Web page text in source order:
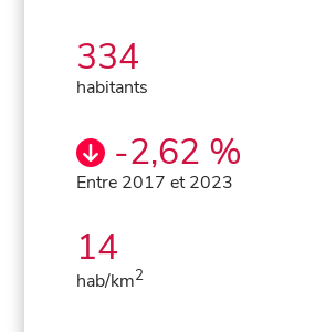
334
habitants
-2,62 %
Entre 2017 et 2023
14
hab/km2